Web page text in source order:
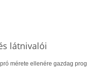
látnivalói
mérete ellenére gazdag